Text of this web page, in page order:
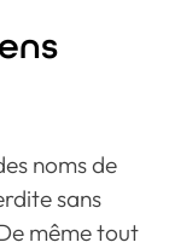
noms de
sans
même tout